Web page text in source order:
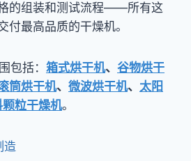
的组装和测试流程——所有这
付最高品质的干燥机。
包括： 箱式烘干机、 谷物烘干
筒烘干机、 微波烘干机、 太阳
颗粒干燥机。
造